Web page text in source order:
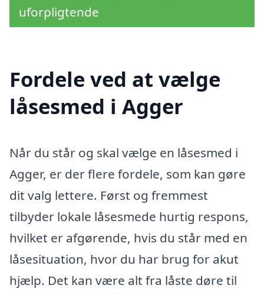
uforpligtende
Fordele ved at vælge
låsesmed i Agger
Når du står og skal vælge en låsesmed i
Agger, er der flere fordele, som kan gøre
dit valg lettere. Først og fremmest
tilbyder lokale låsesmede hurtig respons,
hvilket er afgørende, hvis du står med en
låsesituation, hvor du har brug for akut
hjælp. Det kan være alt fra låste døre til